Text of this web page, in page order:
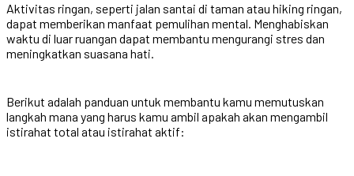
Aktivitas ringan, seperti jalan santai di taman atau hiking ringan,
dapat memberikan manfaat pemulihan mental. Menghabiskan
waktu di luar ruangan dapat membantu mengurangi stres dan
meningkatkan suasana hati.
Berikut adalah panduan untuk membantu kamu memutuskan
langkah mana yang harus kamu ambil apakah akan mengambil
istirahat total atau istirahat aktif: